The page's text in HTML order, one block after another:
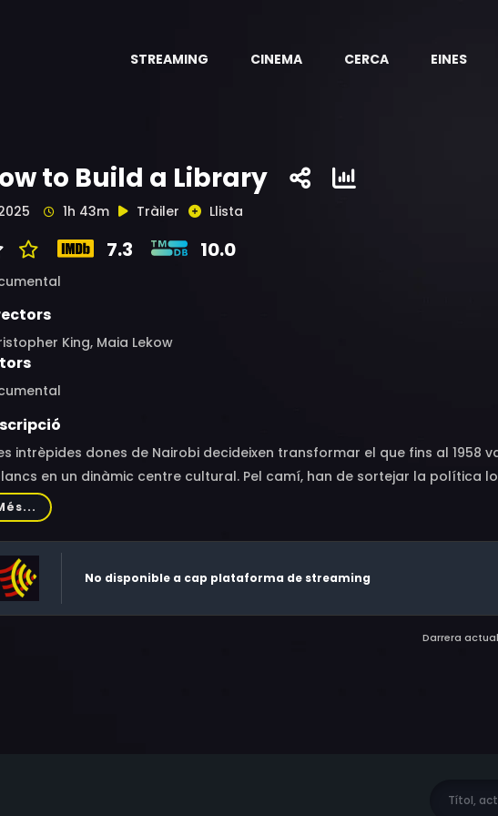
STREAMING CINEMA CERCA EINES
to Build a Library
1h 43m Tràiler Llista
7.3 10.0
King, Maia Lekow
intrèpides dones de Nairobi decideixen transformar el que fins al 1958
en un dinàmic centre cultural. Pel camí, han de sortejar la política
i enfrontar-se als fantasmes del passat colonial de Kènia. El
i la recuperació, que s’estén més enllà de les parets de la biblioteca.
No disponible a cap plataforma de streaming
Darrera